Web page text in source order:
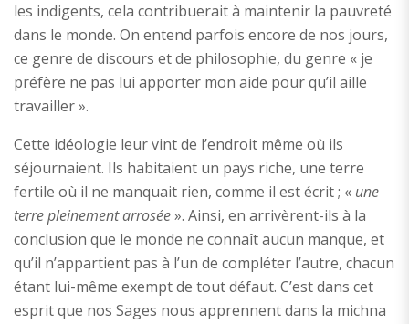
les indigents, cela contribuerait à maintenir la pauvreté
dans le monde. On entend parfois encore de nos jours,
ce genre de discours et de philosophie, du genre « je
préfère ne pas lui apporter mon aide pour qu’il aille
travailler ».
Cette idéologie leur vint de l’endroit même où ils
séjournaient. Ils habitaient un pays riche, une terre
fertile où il ne manquait rien, comme il est écrit ; « une
terre pleinement arrosée». Ainsi, en arrivèrent-ils à la
conclusion que le monde ne connaît aucun manque, et
qu’il n’appartient pas à l’un de compléter l’autre, chacun
étant lui-même exempt de tout défaut. C’est dans cet
esprit que nos Sages nous apprennent dans la michna